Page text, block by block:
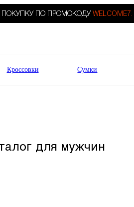
ПОКУПКУ ПО ПРОМОКОДУ WELCOME7.
Кроссовки Сумки
для мужчин